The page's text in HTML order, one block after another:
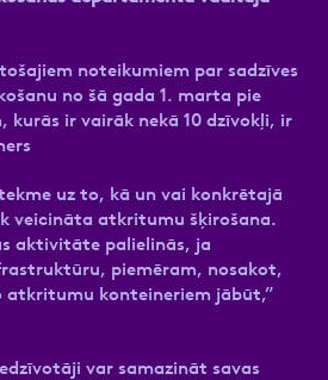
noteikumiem par sadzīves
no šā gada 1. marta pie
kurās ir vairāk nekā 10 dzīvokļi, ir
uz to, kā un vai konkrētajā
veicināta atkritumu šķirošana.
aktivitāte palielinās, ja
piemēram, nosakot,
atkritumu konteineriem jābūt,”
var samazināt savas